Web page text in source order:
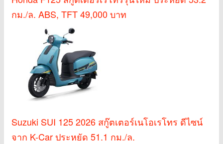
กม./ล. ABS, TFT 49,000 บาท
Suzuki SUI 125 2026 สกู๊ตเตอร์เนโอเรโทร ดีไซน์
จาก K-Car ประหยัด 51.1 กม./ล.